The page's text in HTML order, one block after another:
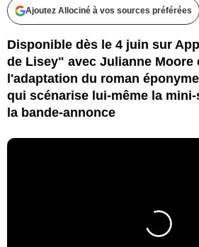
Ajoutez Allociné à vos sources préférées
Disponible dès le 4 juin sur
de Lisey" avec Julianne Moore
l'adaptation du roman
qui scénarise lui-même la
la bande-annonce